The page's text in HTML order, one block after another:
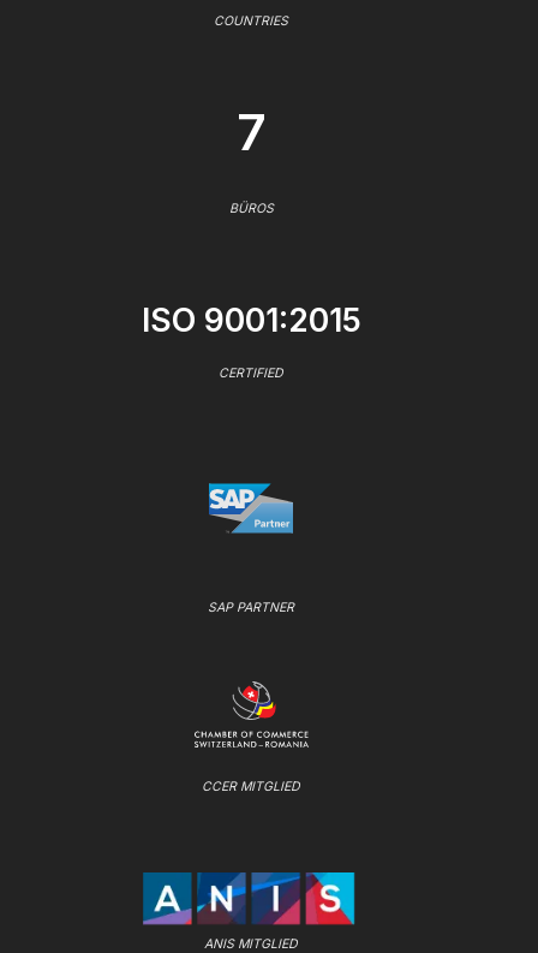
COUNTRIES
7
BÜROS
ISO 9001:2015
CERTIFIED
SAP PARTNER
CCER MITGLIED
ANIS MITGLIED